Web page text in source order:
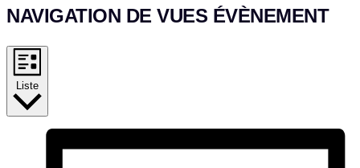
NAVIGATION DE VUES ÉVÈNEMENT
Liste